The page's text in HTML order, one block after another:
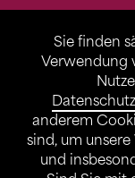
Sie finden
Verwendung
anderem
sind, um
und